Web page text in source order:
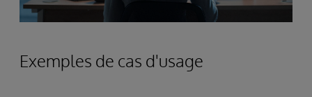
Exemples de cas d'usage